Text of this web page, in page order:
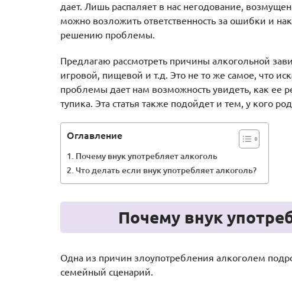
дает. Лишь распаляет в нас негодование,
можно возложить ответственность за ошибки и
решению проблемы.
Предлагаю рассмотреть причины алкогольной
игровой, пищевой и т.д. Это не то же самое, что
проблемы дает нам возможность увидеть, как ее
тупика. Эта статья также подойдет и тем, у кого
Оглавление
Почему внук употребляет алкоголь
Что делать если внук употребляет алкоголь?
Почему внук
Одна из причин злоупотребления алкоголем
семейный сценарий.